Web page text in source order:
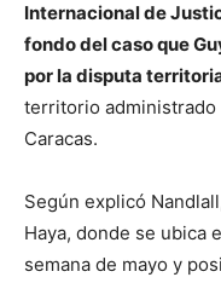
Internacional de
fondo del caso que
por la disputa
territorio administrado
Caracas.
Según explicó
Haya, donde se ubica
semana de mayo y